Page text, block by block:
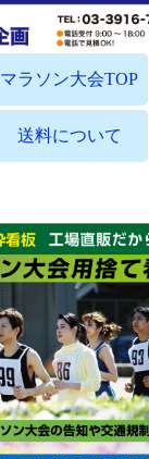
マラソン大会TOP
送料について